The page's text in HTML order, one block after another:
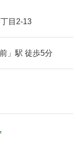
目2-13
」駅 徒歩5分